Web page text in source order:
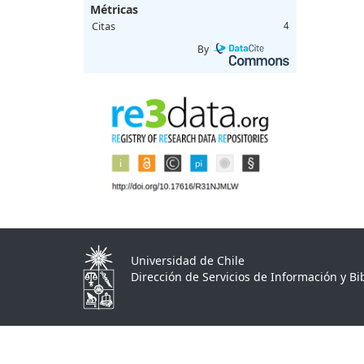
Métricas
Citas 4
By
Universidad de Chile
Dirección de Servicios de Información y